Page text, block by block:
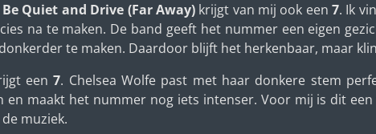
Be Quiet and Drive (Far Away)krijgt van mij ook een7. Ik
na te maken. De band geeft het nummer een eigen
te maken. Daardoor blijft het herkenbaar, maar
een7. Chelsea Wolfe past met haar donkere stem
en maakt het nummer nog iets intenser. Voor mij is dit
muziek.